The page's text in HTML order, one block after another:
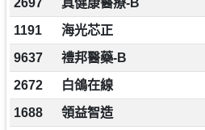
1191
海光芯正
9637
禮邦醫藥-B
2672
白鴿在線
1688
領益智造